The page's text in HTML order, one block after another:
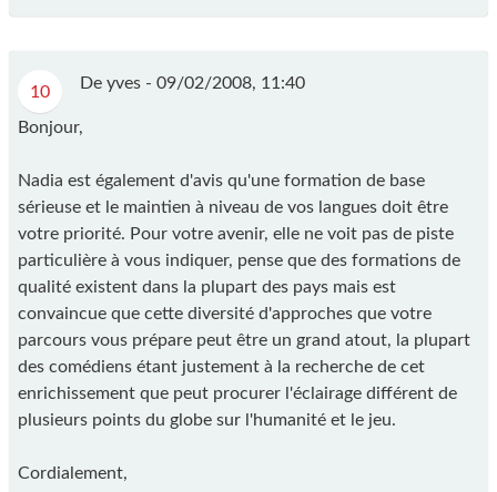
10 De yves - 09/02/2008, 11:40
Bonjour,
Nadia est également d'avis qu'une formation de base
sérieuse et le maintien à niveau de vos langues doit être
votre priorité. Pour votre avenir, elle ne voit pas de piste
particulière à vous indiquer, pense que des formations de
qualité existent dans la plupart des pays mais est
convaincue que cette diversité d'approches que votre
parcours vous prépare peut être un grand atout, la plupart
des comédiens étant justement à la recherche de cet
enrichissement que peut procurer l'éclairage différent de
plusieurs points du globe sur l'humanité et le jeu.
Cordialement,